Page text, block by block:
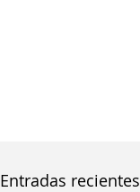
Entradas recientes